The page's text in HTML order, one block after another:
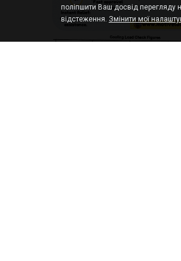
поліпшити Ваш досвід перегляду
відстеження. Змінити мої